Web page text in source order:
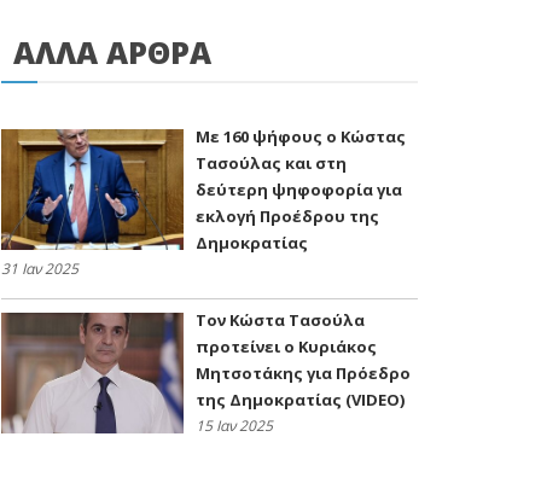
ΑΛΛΑ ΑΡΘΡΑ
Με 160 ψήφους ο Κώστας
Τασούλας και στη
δεύτερη ψηφοφορία για
εκλογή Προέδρου της
Δημοκρατίας
31 Ιαν 2025
Τον Κώστα Τασούλα
προτείνει ο Κυριάκος
Μητσοτάκης για Πρόεδρο
της Δημοκρατίας (VIDEO)
15 Ιαν 2025